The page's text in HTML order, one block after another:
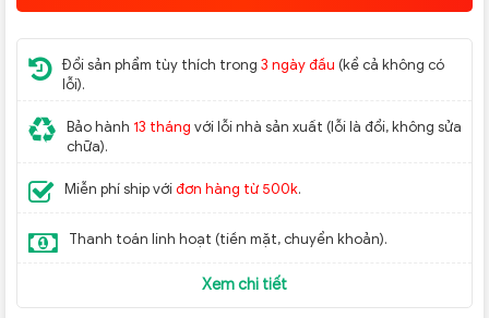
Đổi sản phẩm tùy thích trong 3 ngày đầu (kể cả không có
lỗi).
Bảo hành 13 tháng với lỗi nhà sản xuất (lỗi là đổi, không sửa
chữa).
Miễn phí ship vớiđơn hàng từ 500k.
Thanh toán linh hoạt (tiền mặt, chuyển khoản).
Xem chi tiết
Nguyễn Văn Dũng
078****421 - dun****qn@gmail.com
098****995 -dam****luong@gmail.com